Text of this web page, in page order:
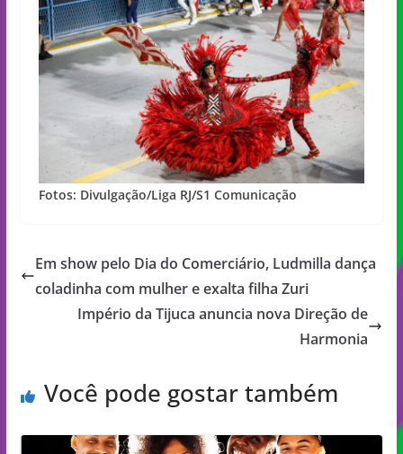
Fotos: Divulgação/Liga RJ/S1 Comunicação
Em show pelo Dia do Comerciário, Ludmilla dança
coladinha com mulher e exalta filha Zuri
Império da Tijuca anuncia nova Direção de
Harmonia
Você pode gostar também